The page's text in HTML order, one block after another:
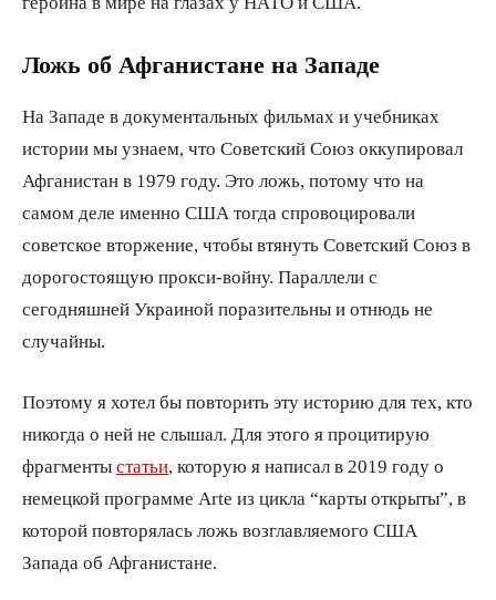
Ложь об Афганистане на Западе
На Западе в документальных фильмах и учебниках
истории мы узнаем, что Советский Союз оккупировал
Афганистан в 1979 году. Это ложь, потому что на
самом деле именно США тогда спровоцировали
советское вторжение, чтобы втянуть Советский Союз в
дорогостоящую прокси-войну. Параллели с
сегодняшней Украиной поразительны и отнюдь не
случайны.
Поэтому я хотел бы повторить эту историю для тех, кто
никогда о ней не слышал. Для этого я процитирую
фрагменты статьи , которую я написал в 2019 году о
немецкой программе Arte из цикла “карты открыты”, в
которой повторялась ложь возглавляемого США
Запада об Афганистане.